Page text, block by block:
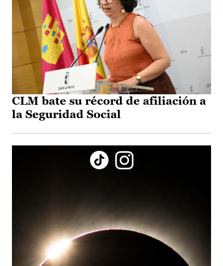
CLM bate su récord de afiliación a
la Seguridad Social